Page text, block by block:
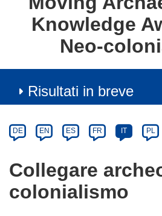
Knowledge
Neo-
Risultati in breve
Category
Article
available
the
following
languages:
DE EN ES FR IT PL
Collegare
colonialismo